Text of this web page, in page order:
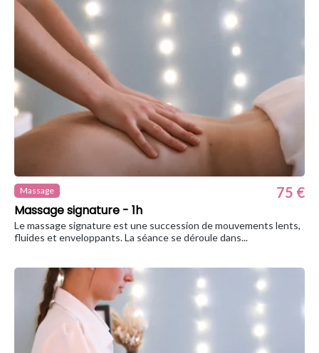
Massage
Massage signature - 1h
75 €
Le massage signature est une succession de mouvements lents,
fluides et enveloppants. La séance se déroule dans...